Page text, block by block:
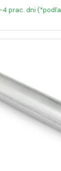
prac. dni (*podľa